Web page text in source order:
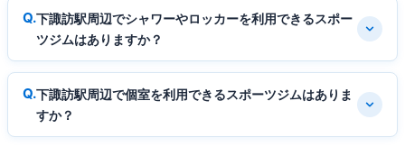
下諏訪駅周辺でシャワーやロッカーを利用できるスポー
ツジムはありますか？
下諏訪駅周辺で個室を利用できるスポーツジムはありま
すか？